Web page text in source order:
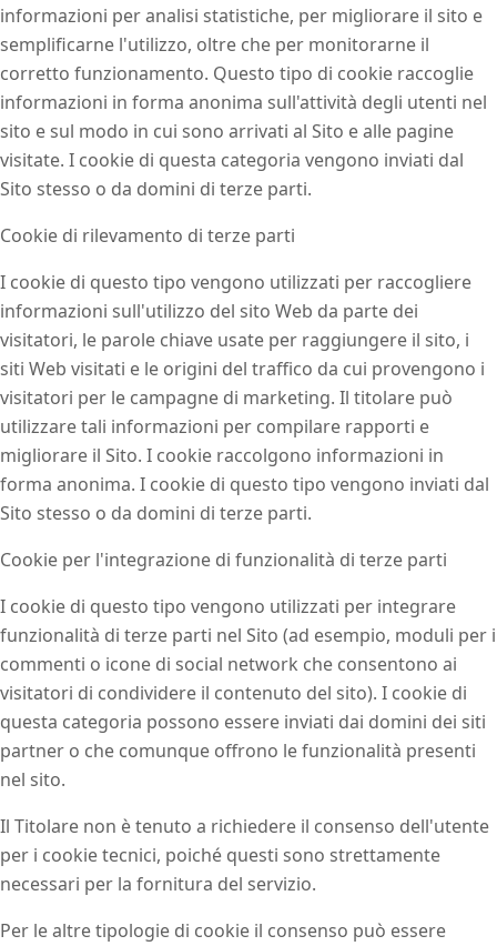
informazioni per analisi statistiche, per migliorare il sito e
semplificarne l'utilizzo, oltre che per monitorarne il
corretto funzionamento. Questo tipo di cookie raccoglie
informazioni in forma anonima sull'attività degli utenti nel
sito e sul modo in cui sono arrivati al Sito e alle pagine
visitate. I cookie di questa categoria vengono inviati dal
Sito stesso o da domini di terze parti.
Cookie di rilevamento di terze parti
I cookie di questo tipo vengono utilizzati per raccogliere
informazioni sull'utilizzo del sito Web da parte dei
visitatori, le parole chiave usate per raggiungere il sito, i
siti Web visitati e le origini del traffico da cui provengono i
visitatori per le campagne di marketing. Il titolare può
utilizzare tali informazioni per compilare rapporti e
migliorare il Sito. I cookie raccolgono informazioni in
forma anonima. I cookie di questo tipo vengono inviati dal
Sito stesso o da domini di terze parti.
Cookie per l'integrazione di funzionalità di terze parti
I cookie di questo tipo vengono utilizzati per integrare
funzionalità di terze parti nel Sito (ad esempio, moduli per i
commenti o icone di social network che consentono ai
visitatori di condividere il contenuto del sito). I cookie di
questa categoria possono essere inviati dai domini dei siti
partner o che comunque offrono le funzionalità presenti
nel sito.
Il Titolare non è tenuto a richiedere il consenso dell'utente
per i cookie tecnici, poiché questi sono strettamente
necessari per la fornitura del servizio.
Per le altre tipologie di cookie il consenso può essere